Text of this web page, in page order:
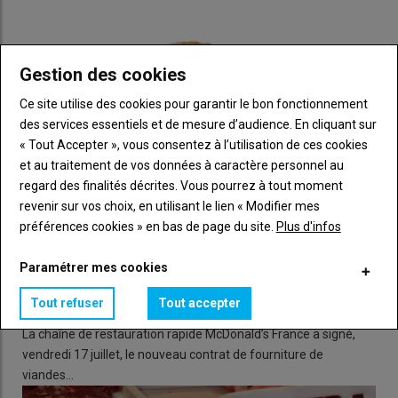
procédures d’installation des élevages pour
atteindre l’autonomie alimentaire »
Des objectifs de production avicole
revus à la hausse
Face à ces enjeux, l’Anvol a revu ses ambitions à la hausse. La
poulaillers de volailles de chair
alimentaire française. Or des contraintes persistent. «
construire un élevage, il faut compter au minimum deux ans en
raison des contraintes incompressibles, notamment les
démarches administratives. Malheureusement, ces délais
peuvent être beaucoup plus longs, voire doubler, en cas de
Poulet : 72 % des approvisionnements de McDonald's
couverts par un contrat avec LDC et ses partenaires
28 juillet 2026
La chaîne de restauration rapide McDonald’s France a signé,
vendredi 17 juillet, le nouveau contrat de fourniture de
viandes…
Gestion des cookies
Ce site utilise des cookies pour garantir le bon fonctionnement
des services essentiels et de mesure d’audience. En cliquant sur
« Tout Accepter », vous consentez à l’utilisation de ces cookies
et au traitement de vos données à caractère personnel au
regard des finalités décrites. Vous pourrez à tout moment
revenir sur vos choix, en utilisant le lien « Modifier mes
préférences cookies » en bas de page du site. Plus d'infos
Paramétrer mes cookies
Tout refuser Tout accepter